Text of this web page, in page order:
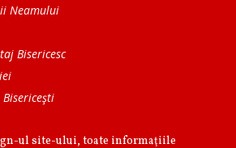
Neamului
Bisericesc
ul site-ului, toate informaţiile